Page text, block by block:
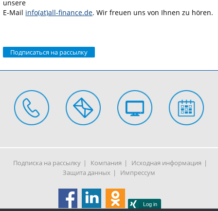
unsere
E-Mail info(at)all-finance.de. Wir freuen uns von Ihnen zu hören.
Подписаться на рассылку
Подписка на рассылку Компания
Исходная информация
Защита данных
Импрессум